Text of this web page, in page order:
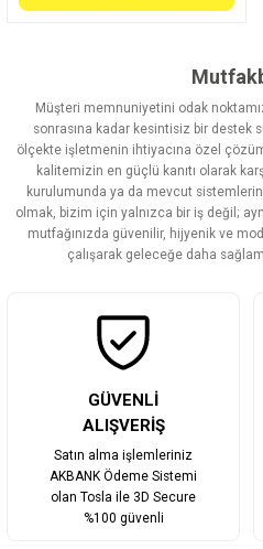
Müşteri memnuniyetini odak
sonrasına kadar kesintisiz bir destek
ölçekte işletmenin ihtiyacına özel
kalitemizin en güçlü kanıtı olarak
kurulumunda ya da mevcut
olmak, bizim için yalnızca bir iş değil;
mutfağınızda güvenilir, hijyenik ve
çalışarak geleceğe daha
GÜVENLİ
ALIŞVERİŞ
Satın alma işlemleriniz
AKBANK Ödeme Sistemi
olan Tosla ile 3D Secure
%100 güvenli